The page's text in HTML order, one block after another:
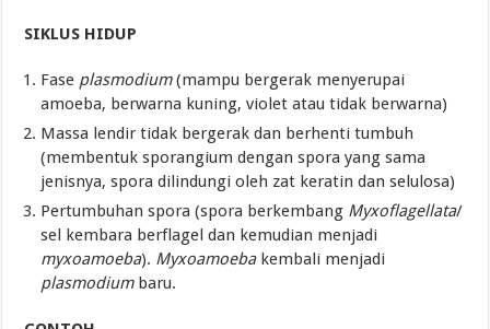
SIKLUS HIDUP
Fase plasmodium(mampu bergerak menyerupai
amoeba, berwarna kuning, violet atau tidak berwarna)
Massa lendir tidak bergerak dan berhenti tumbuh
(membentuk sporangium dengan spora yang sama
jenisnya, spora dilindungi oleh zat keratin dan selulosa)
Pertumbuhan spora (spora berkembang Myxoflagellata/
sel kembara berflagel dan kemudian menjadi
myxoamoeba). Myxoamoebakembali menjadi
plasmodium baru.